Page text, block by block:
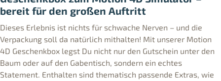
bereit für den großen Auftritt
Dieses Erlebnis ist nichts für schwache Nerven – und die
Verpackung soll da natürlich mithalten! Mit unserer Motion
4D Geschenkbox legst Du nicht nur den Gutschein unter den
Baum oder auf den Gabentisch, sondern ein echtes
Statement. Enthalten sind thematisch passende Extras, wie